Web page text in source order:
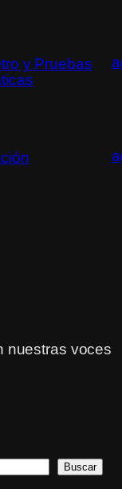
y Pruebas
nuestras voces
Buscar